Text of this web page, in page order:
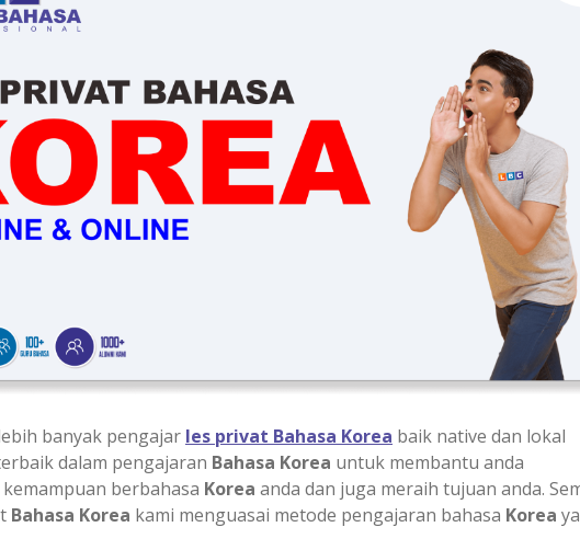
banyak pengajar les privat Bahasa Korea baik native dan lokal
dalam pengajaran Bahasa Korea untuk membantu anda
berbahasa Korea anda dan juga meraih tujuan anda.
Bahasa Korea kami menguasai metode pengajaran bahasa Korea